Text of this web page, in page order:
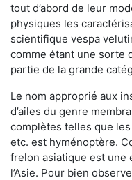
tout d’abord de leur
physiques les
scientifique vespa
comme étant une sorte
partie de la grande
Le nom approprié aux
d’ailes du genre
complètes telles que
etc. est hyménoptère.
frelon asiatique est une
l’Asie. Pour bien